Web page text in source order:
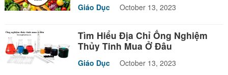
Giáo Dục October 13, 2023
Tìm Hiểu Địa Chỉ Ống Nghiệm
Thủy Tinh Mua Ở Đâu
Giáo Dục October 13, 2023